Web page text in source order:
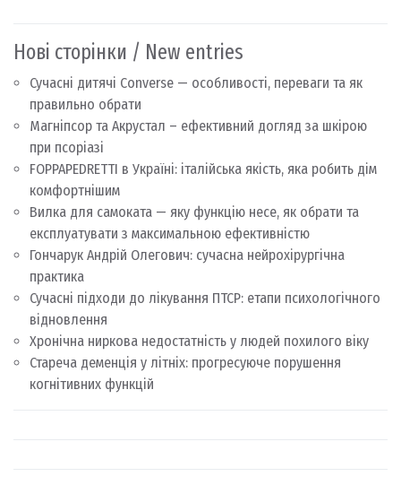
Нові сторінки / New entries
Сучасні дитячі Converse — особливості, переваги та як
правильно обрати
Магніпсор та Акрустал – ефективний догляд за шкірою
при псоріазі
FOPPAPEDRETTI в Україні: італійська якість, яка робить дім
комфортнішим
Вилка для самоката — яку функцію несе, як обрати та
експлуатувати з максимальною ефективністю
Гончарук Андрій Олегович: сучасна нейрохірургічна
практика
Сучасні підходи до лікування ПТСР: етапи психологічного
відновлення
Хронічна ниркова недостатність у людей похилого віку
Стареча деменція у літніх: прогресуюче порушення
когнітивних функцій